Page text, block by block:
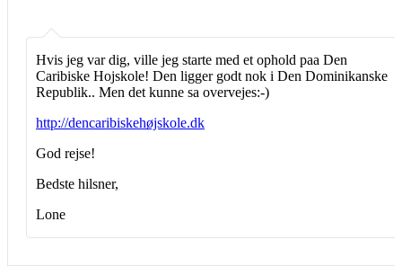
Hvis jeg var dig, ville jeg starte med et ophold paa Den
Caribiske Hojskole! Den ligger godt nok i Den Dominikanske
Republik.. Men det kunne sa overvejes:-)
http://dencaribiskehøjskole.dk
God rejse!
Bedste hilsner,
Lone